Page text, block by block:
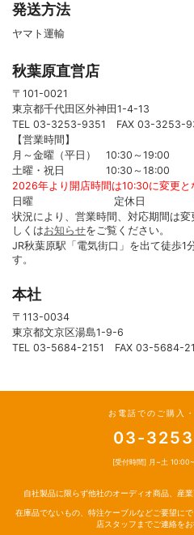
発送方法
ヤマト運輸
秋葉原直営店
〒101-0021
東京都千代田区外神田1-4-13
TEL 03-3253-9351 FAX 03-3253-
【営業時間】
月～金曜（平日） 10:30～19:00
土曜・祝日 10:30～18:00
2026年より開店時間は10:30に変更と
日曜 定休日
状況により、営業時間、対応期間は
しくはお知らせをご覧ください。
JR秋葉原駅「電気街口」を出て徒歩1
す。
本社
〒113-0034
東京都文京区湯島1-9-6
TEL 03-5684-2151 FAX 03-5684-
お電話でのご購入
03-
[受付時間] 月~土
自社製品に限らず他社のオーディオ商品、産
在庫品でないもの、特注ケーブルなどご要望に
店スタッフまでご連絡をお